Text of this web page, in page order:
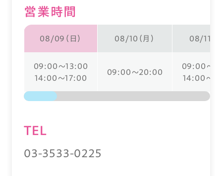
営業時間
08/09（日） 08/10（月） 08/11（
09:00～13:00
14:00～17:00
09:00～20:00
09:00～
14:00～
TEL
03-3533-0225